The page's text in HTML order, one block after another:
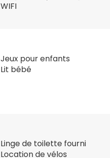
WIFI
Jeux pour enfants
Lit bébé
Linge de toilette fourni
Location de vélos